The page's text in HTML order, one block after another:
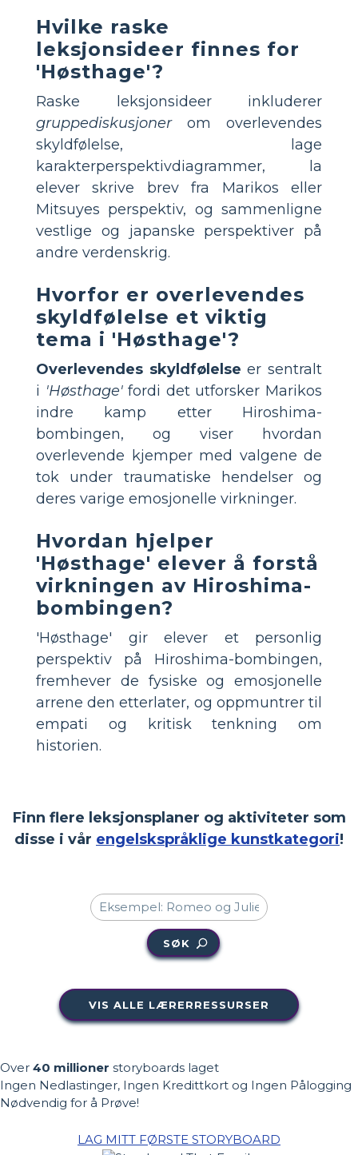
Hvilke raske
leksjonsideer finnes for
'Høsthage'?
Raske leksjonsideer inkluderer
gruppediskusjonerom overlevendes
skyldfølelse, lage
karakterperspektivdiagrammer, la
elever skrive brev fra Marikos eller
Mitsuyes perspektiv, og sammenligne
vestlige og japanske perspektiver på
andre verdenskrig.
Hvorfor er overlevendes
skyldfølelse et viktig
tema i 'Høsthage'?
Overlevendes skyldfølelse er sentralt
i 'Høsthage'fordi det utforsker Marikos
indre kamp etter Hiroshima-
bombingen, og viser hvordan
overlevende kjemper med valgene de
tok under traumatiske hendelser og
deres varige emosjonelle virkninger.
Hvordan hjelper
'Høsthage' elever å forstå
virkningen av Hiroshima-
bombingen?
'Høsthage' gir elever et personlig
perspektiv på Hiroshima-bombingen,
fremhever de fysiske og emosjonelle
arrene den etterlater, og oppmuntrer til
empati og kritisk tenkning om
historien.
Finn flere leksjonsplaner og aktiviteter som
disse i vår engelskspråklige kunstkategori!
SØK
VIS ALLE LÆRERRESSURSER
Over 40 millioner storyboards laget
Ingen Nedlastinger, Ingen Kredittkort og Ingen Pålogging
Nødvendig for å Prøve!
LAG MITT FØRSTE STORYBOARD